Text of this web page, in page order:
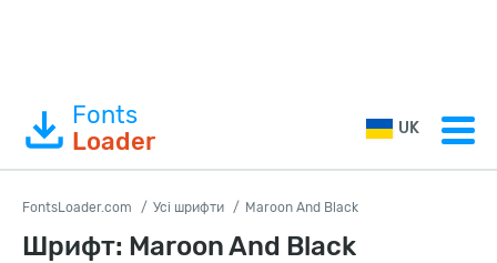
Fonts
Loader
UK
FontsLoader.com Усі шрифти Maroon And Black
Шрифт: Maroon And Black